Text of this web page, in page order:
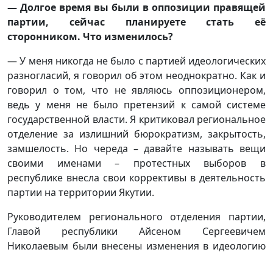
— Долгое время вы были в оппозиции правящей
партии, сейчас планируете стать её
сторонником. Что изменилось?
— У меня никогда не было с партией идеологических
разногласий, я говорил об этом неоднократно. Как и
говорил о том, что не являюсь оппозиционером,
ведь у меня не было претензий к самой системе
государственной власти. Я критиковал региональное
отделение за излишний бюрократизм, закрытость,
замшелость. Но череда – давайте называть вещи
своими именами – протестных выборов в
республике внесла свои коррективы в деятельность
партии на территории Якутии.
Руководителем регионального отделения партии,
Главой республики Айсеном Сергеевичем
Николаевым были внесены изменения в идеологию